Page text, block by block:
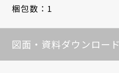
梱包数：1
図面・資料ダウンロード